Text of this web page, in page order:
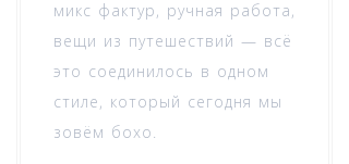
микс фактур, ручная работа,
вещи из путешествий — всё
это соединилось в одном
стиле, который сегодня мы
зовём бохо.